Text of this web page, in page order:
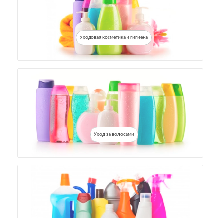
Уходовая косметика и гигиена
Уход за волосами